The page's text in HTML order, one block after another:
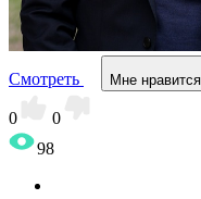
Смотреть Мне нравится
0
0
98